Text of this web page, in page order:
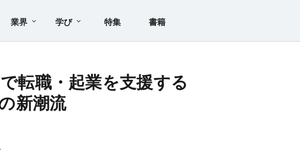
業界 学び 特集 書籍
転職・起業を支援する
新潮流